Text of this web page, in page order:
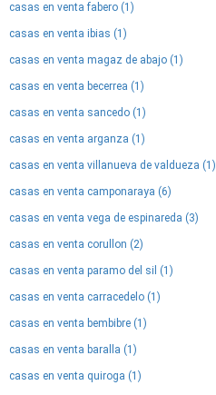
casas en venta fabero (1)
casas en venta ibias (1)
casas en venta magaz de abajo (1)
casas en venta becerrea (1)
casas en venta sancedo (1)
casas en venta arganza (1)
casas en venta villanueva de valdueza (1)
casas en venta camponaraya (6)
casas en venta vega de espinareda (3)
casas en venta corullon (2)
casas en venta paramo del sil (1)
casas en venta carracedelo (1)
casas en venta bembibre (1)
casas en venta baralla (1)
casas en venta quiroga (1)